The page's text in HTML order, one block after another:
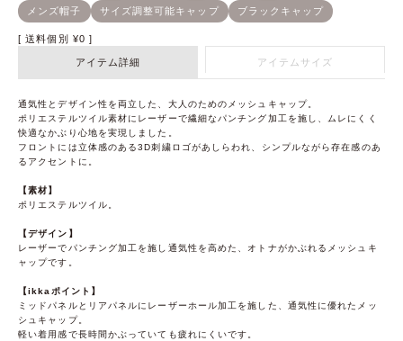
送料個別 ¥0
アイテム詳細 アイテムサイズ
通気性とデザイン性を両立した、大人のためのメッシュキャップ。
ポリエステルツイル素材にレーザーで繊細なパンチング加工を施し、ムレにくく
快適なかぶり心地を実現しました。
フロントには立体感のある3D刺繍ロゴがあしらわれ、シンプルながら存在感のあ
るアクセントに。
【素材】
ポリエステルツイル。
【デザイン】
レーザーでパンチング加工を施し通気性を高めた、オトナがかぶれるメッシュキ
ャップです。
【ikkaポイント】
ミッドパネルとリアパネルにレーザーホール加工を施した、通気性に優れたメッ
シュキャップ。
軽い着用感で長時間かぶっていても疲れにくいです。